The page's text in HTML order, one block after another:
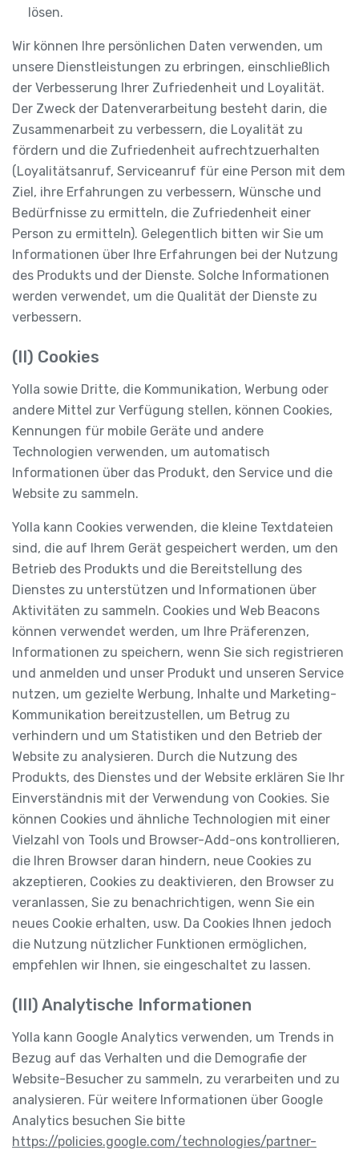
lösen.
Wir können Ihre persönlichen Daten verwenden, um
unsere Dienstleistungen zu erbringen, einschließlich
der Verbesserung Ihrer Zufriedenheit und Loyalität.
Der Zweck der Datenverarbeitung besteht darin, die
Zusammenarbeit zu verbessern, die Loyalität zu
fördern und die Zufriedenheit aufrechtzuerhalten
(Loyalitätsanruf, Serviceanruf für eine Person mit dem
Ziel, ihre Erfahrungen zu verbessern, Wünsche und
Bedürfnisse zu ermitteln, die Zufriedenheit einer
Person zu ermitteln). Gelegentlich bitten wir Sie um
Informationen über Ihre Erfahrungen bei der Nutzung
des Produkts und der Dienste. Solche Informationen
werden verwendet, um die Qualität der Dienste zu
verbessern.
(II) Cookies
Yolla sowie Dritte, die Kommunikation, Werbung oder
andere Mittel zur Verfügung stellen, können Cookies,
Kennungen für mobile Geräte und andere
Technologien verwenden, um automatisch
Informationen über das Produkt, den Service und die
Website zu sammeln.
Yolla kann Cookies verwenden, die kleine Textdateien
sind, die auf Ihrem Gerät gespeichert werden, um den
Betrieb des Produkts und die Bereitstellung des
Dienstes zu unterstützen und Informationen über
Aktivitäten zu sammeln. Cookies und Web Beacons
können verwendet werden, um Ihre Präferenzen,
Informationen zu speichern, wenn Sie sich registrieren
und anmelden und unser Produkt und unseren Service
nutzen, um gezielte Werbung, Inhalte und Marketing-
Kommunikation bereitzustellen, um Betrug zu
verhindern und um Statistiken und den Betrieb der
Website zu analysieren. Durch die Nutzung des
Produkts, des Dienstes und der Website erklären Sie Ihr
Einverständnis mit der Verwendung von Cookies. Sie
können Cookies und ähnliche Technologien mit einer
Vielzahl von Tools und Browser-Add-ons kontrollieren,
die Ihren Browser daran hindern, neue Cookies zu
akzeptieren, Cookies zu deaktivieren, den Browser zu
veranlassen, Sie zu benachrichtigen, wenn Sie ein
neues Cookie erhalten, usw. Da Cookies Ihnen jedoch
die Nutzung nützlicher Funktionen ermöglichen,
empfehlen wir Ihnen, sie eingeschaltet zu lassen.
(III) Analytische Informationen
Yolla kann Google Analytics verwenden, um Trends in
Bezug auf das Verhalten und die Demografie der
Website-Besucher zu sammeln, zu verarbeiten und zu
analysieren. Für weitere Informationen über Google
Analytics besuchen Sie bitte
https://policies.google.com/technologies/partner-